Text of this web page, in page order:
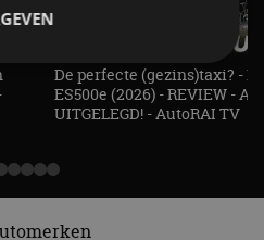
De perfecte (gezins)taxi? -
ES500e (2026) - REVIEW -
UITGELEGD! - AutoRAI TV
Prestatie
Targeting
maken de
de website mogelijk, zoals
gebruikt zonder de